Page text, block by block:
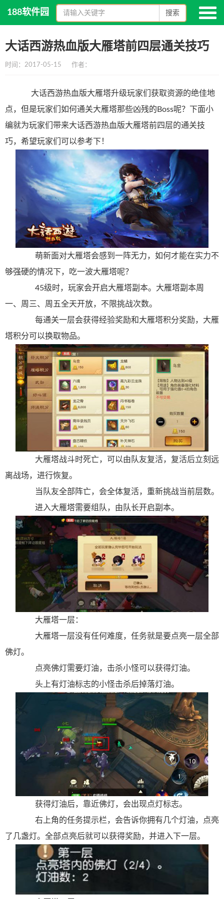
188软件园 搜索
大话西游热血版大雁塔前四层通关技巧
时间：2017-05-15 作者：
大话西游热血版大雁塔升级玩家们获取资源的绝佳地
点，但是玩家们如何通关大雁塔那些凶残的Boss呢？下面小
编就为玩家们带来大话西游热血版大雁塔前四层的通关技
巧，希望玩家们可以参考下！
萌新面对大雁塔会感到一阵无力，如何才能在实力不
够强硬的情况下，吃一波大雁塔呢？
45级时，玩家会开启大雁塔副本。大雁塔副本周
一、周三、周五全天开放，不限挑战次数。
每通关一层会获得经验奖励和大雁塔积分奖励，大雁
塔积分可以换取物品。
大雁塔战斗时死亡，可以由队友复活，复活后立刻远
离战场，进行恢复。
当队友全部阵亡，会全体复活，重新挑战当前层数。
进入大雁塔需要组队，由队长开启副本。
大雁塔一层：
大雁塔一层没有任何难度，任务就是要点亮一层全部
佛灯。
点亮佛灯需要灯油，击杀小怪可以获得灯油。
头上有灯油标志的小怪击杀后掉落灯油。
获得灯油后，靠近佛灯，会出现点灯标志。
右上角的任务提示栏，会告诉你拥有几个灯油，点亮
了几盏灯。全部点亮后就可以获得奖励，并进入下一层。